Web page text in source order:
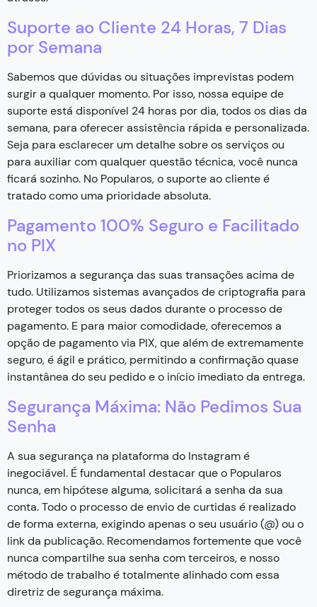
Suporte ao Cliente 24 Horas, 7 Dias
por Semana
Sabemos que dúvidas ou situações imprevistas podem
surgir a qualquer momento. Por isso, nossa equipe de
suporte está disponível 24 horas por dia, todos os dias da
semana, para oferecer assistência rápida e personalizada.
Seja para esclarecer um detalhe sobre os serviços ou
para auxiliar com qualquer questão técnica, você nunca
ficará sozinho. No Popularos, o suporte ao cliente é
tratado como uma prioridade absoluta.
Pagamento 100% Seguro e Facilitado
no PIX
Priorizamos a segurança das suas transações acima de
tudo. Utilizamos sistemas avançados de criptografia para
proteger todos os seus dados durante o processo de
pagamento. E para maior comodidade, oferecemos a
opção de pagamento via PIX, que além de extremamente
seguro, é ágil e prático, permitindo a confirmação quase
instantânea do seu pedido e o início imediato da entrega.
Segurança Máxima: Não Pedimos Sua
Senha
A sua segurança na plataforma do Instagram é
inegociável. É fundamental destacar que o Popularos
nunca, em hipótese alguma, solicitará a senha da sua
conta. Todo o processo de envio de curtidas é realizado
de forma externa, exigindo apenas o seu usuário (@) ou o
link da publicação. Recomendamos fortemente que você
nunca compartilhe sua senha com terceiros, e nosso
método de trabalho é totalmente alinhado com essa
diretriz de segurança máxima.